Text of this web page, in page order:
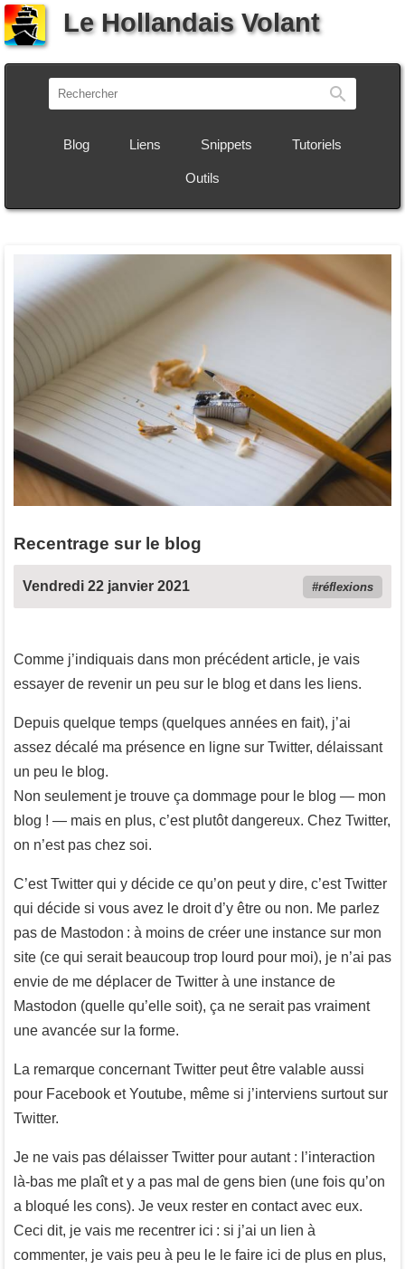
Le Hollandais Volant
Blog Liens Snippets Tutoriels
Outils
Recentrage sur le blog
Vendredi 22 janvier 2021 réflexions
Comme j’indiquais dans mon précédent article, je vais
essayer de revenir un peu sur le blog et dans les liens.
Depuis quelque temps (quelques années en fait), j’ai
assez décalé ma présence en ligne sur Twitter, délaissant
un peu le blog.
Non seulement je trouve ça dommage pour le blog — mon
blog ! — mais en plus, c’est plutôt dangereux. Chez Twitter,
on n’est pas chez soi.
C’est Twitter qui y décide ce qu’on peut y dire, c’est Twitter
qui décide si vous avez le droit d’y être ou non. Me parlez
pas de Mastodon : à moins de créer une instance sur mon
site (ce qui serait beaucoup trop lourd pour moi), je n’ai pas
envie de me déplacer de Twitter à une instance de
Mastodon (quelle qu’elle soit), ça ne serait pas vraiment
une avancée sur la forme.
La remarque concernant Twitter peut être valable aussi
pour Facebook et Youtube, même si j’interviens surtout sur
Twitter.
Je ne vais pas délaisser Twitter pour autant : l’interaction
là-bas me plaît et y a pas mal de gens bien (une fois qu’on
a bloqué les cons). Je veux rester en contact avec eux.
Ceci dit, je vais me recentrer ici : si j’ai un lien à
commenter, je vais peu à peu le le faire ici de plus en plus,